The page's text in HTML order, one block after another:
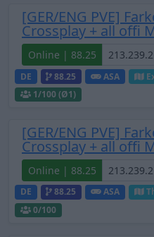
[GER/ENG PVE]
Crossplay + all offi
Online | 88.25
DE 88.25 ASA
1/100 (Ø1)
[GER/ENG PVE]
Crossplay + all offi
Online | 88.25
DE 88.25 ASA
0/100